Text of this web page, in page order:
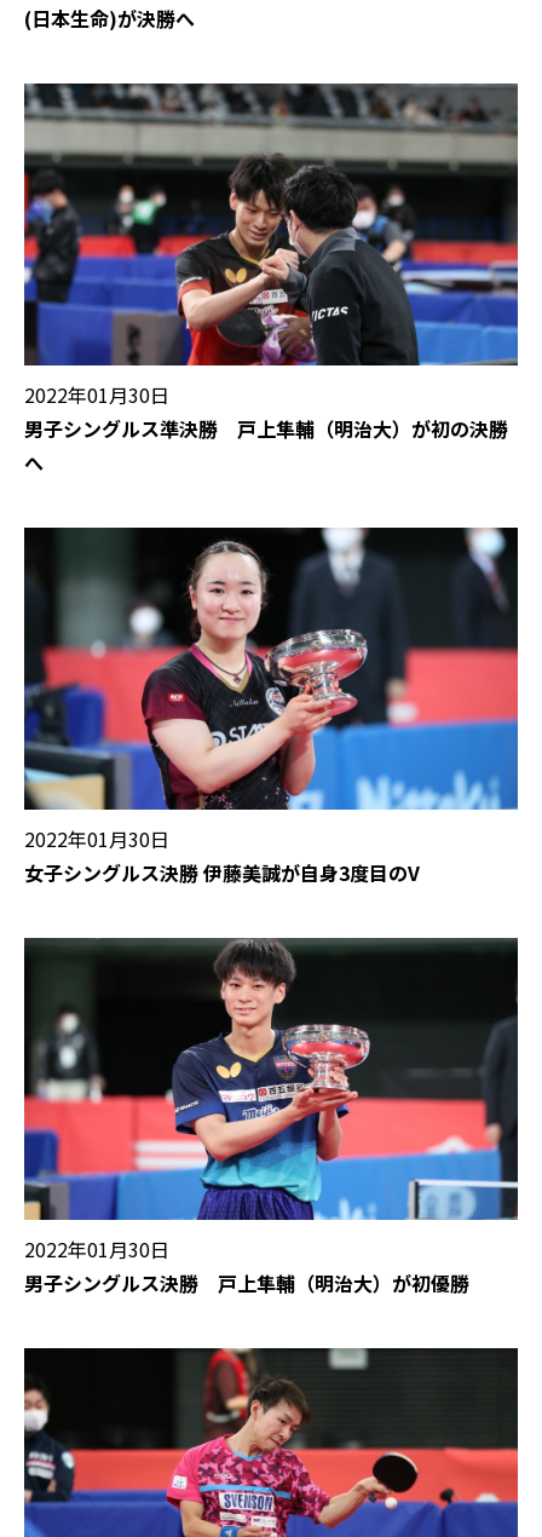
(日本生命)が決勝へ
2022年01月30日
男子シングルス準決勝 戸上隼輔（明治大）が初の決勝
へ
2022年01月30日
女子シングルス決勝 伊藤美誠が自身3度目のV
2022年01月30日
男子シングルス決勝 戸上隼輔（明治大）が初優勝